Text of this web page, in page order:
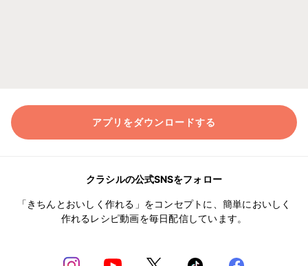
アプリをダウンロードする
クラシルの公式SNSをフォロー
「きちんとおいしく作れる」をコンセプトに、簡単においしく
作れるレシピ動画を毎日配信しています。